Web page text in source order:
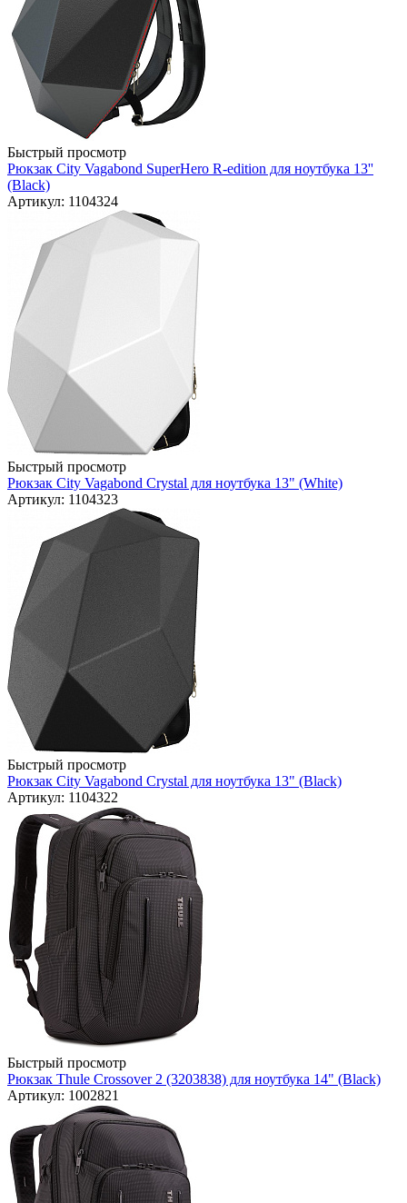
Быстрый просмотр
Рюкзак City Vagabond SuperHero R-edition для ноутбука 13''
(Black)
Артикул: 1104324
Быстрый просмотр
Рюкзак City Vagabond Crystal для ноутбука 13" (White)
Артикул: 1104323
Быстрый просмотр
Рюкзак City Vagabond Crystal для ноутбука 13" (Black)
Артикул: 1104322
Быстрый просмотр
Рюкзак Thule Crossover 2 (3203838) для ноутбука 14" (Black)
Артикул: 1002821